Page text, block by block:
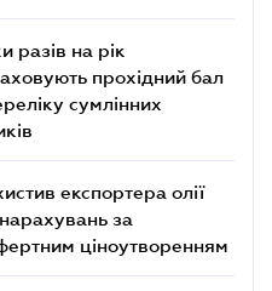
разів на рік
прохідний бал
сумлінних
експортера олії
за
ціноутворенням